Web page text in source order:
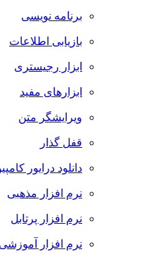
برنامه نویسی
بازیابی اطلاعات
ابزار رجیستری
ابزارهای مفید
ویرایشگر متن
قفل گذار
دانلود درایور
نرم افزار مذهبی
نرم افزار پرتابل
نرم افزار آموزشی